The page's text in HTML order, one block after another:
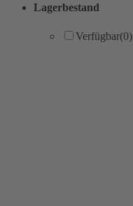
Lagerbestand
Verfügbar(0)